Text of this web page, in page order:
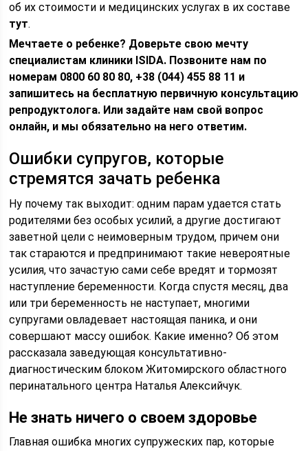
об их стоимости и медицинских услугах в их составе
тут.
Мечтаете о ребенке? Доверьте свою мечту
специалистам клиники ISIDA. Позвоните нам по
номерам 0800 60 80 80, +38 (044) 455 88 11 и
запишитесь на бесплатную первичную консультацию
репродуктолога. Или задайте нам свой вопрос
онлайн, и мы обязательно на него ответим.
Ошибки супругов, которые
стремятся зачать ребенка
Ну почему так выходит: одним парам удается стать
родителями без особых усилий, а другие достигают
заветной цели с неимоверным трудом, причем они
так стараются и предпринимают такие невероятные
усилия, что зачастую сами себе вредят и тормозят
наступление беременности. Когда спустя месяц, два
или три беременность не наступает, многими
супругами овладевает настоящая паника, и они
совершают массу ошибок. Какие именно? Об этом
рассказала заведующая консультативно-
диагностическим блоком Житомирского областного
перинатального центра Наталья Алексийчук.
Не знать ничего о своем здоровье
Главная ошибка многих супружеских пар, которые